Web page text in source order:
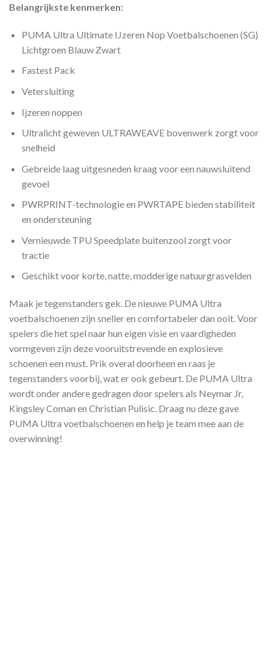
Belangrijkste kenmerken:
PUMA Ultra Ultimate IJzeren Nop Voetbalschoenen (SG)
Lichtgroen Blauw Zwart
Fastest Pack
Vetersluiting
Ijzeren noppen
Ultralicht geweven ULTRAWEAVE bovenwerk zorgt voor
snelheid
Gebreide laag uitgesneden kraag voor een nauwsluitend
gevoel
PWRPRINT-technologie en PWRTAPE bieden stabiliteit
en ondersteuning
Vernieuwde TPU Speedplate buitenzool zorgt voor
tractie
Geschikt voor korte, natte, modderige natuurgrasvelden
Maak je tegenstanders gek. De nieuwe PUMA Ultra
voetbalschoenen zijn sneller en comfortabeler dan ooit. Voor
spelers die het spel naar hun eigen visie en vaardigheden
vormgeven zijn deze vooruitstrevende en explosieve
schoenen een must. Prik overal doorheen en raas je
tegenstanders voorbij, wat er ook gebeurt. De PUMA Ultra
wordt onder andere gedragen door spelers als Neymar Jr,
Kingsley Coman en Christian Pulisic. Draag nu deze gave
PUMA Ultra voetbalschoenen en help je team mee aan de
overwinning!